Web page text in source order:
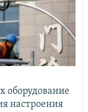
оборудование
настроения